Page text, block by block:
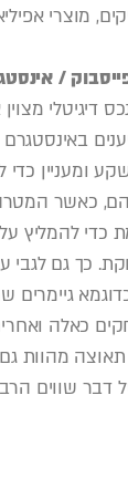
מוצרי
/
דיגיטלי
באינסטגרם
ומעניין
כאשר
כדי להמליץ
כך גם לגבי
גיימרים
כאלה
מהוות
דבר שווים